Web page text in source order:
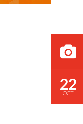
22
OCT